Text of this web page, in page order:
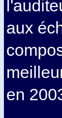
aux
en